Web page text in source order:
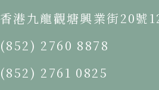
香港九龍觀塘興業街20號
(852) 2760 8878
(852) 2761 0825